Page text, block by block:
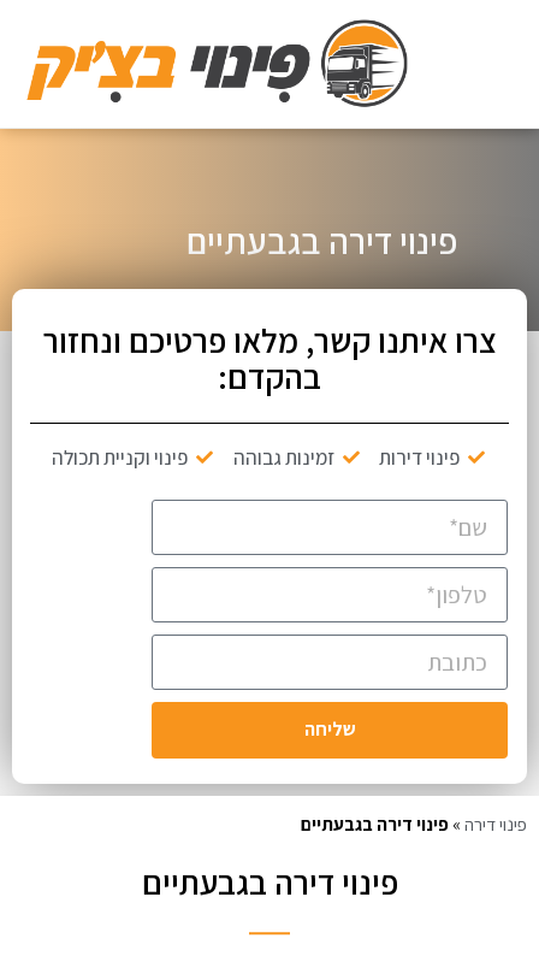
פינוי דירה בגבעתיים
צרו איתנו קשר, מלאו פרטיכם ונחזור
בהקדם:
פינוי דירות זמינות גבוהה פינוי וקניית תכולה
שליחה
פינוי דירה » פינוי דירה בגבעתיים
פינוי דירה בגבעתיים